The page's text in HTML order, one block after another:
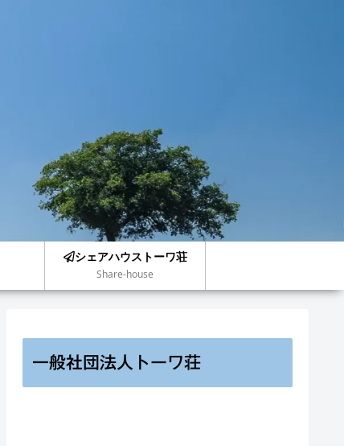
シェアハウストーワ荘
Share-house
一般社団法人トーワ荘